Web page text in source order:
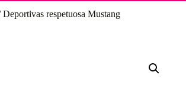
Deportivas respetuosa Mustang